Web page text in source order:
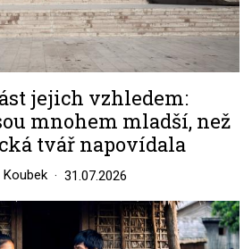
jejich vzhledem:
mnohem mladší, než
tvář napovídala
31.07.2026